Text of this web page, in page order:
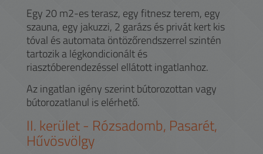
Egy 20 m2-es terasz, egy fitnesz terem, egy
szauna, egy jakuzzi, 2 garázs és privát kert kis
tóval és automata öntözőrendszerrel szintén
tartozik a légkondicionált és
riasztóberendezéssel ellátott ingatlanhoz.
Az ingatlan igény szerint bútorozottan vagy
bútorozatlanul is elérhető.
II. kerület - Rózsadomb, Pasarét,
Hűvösvölgy